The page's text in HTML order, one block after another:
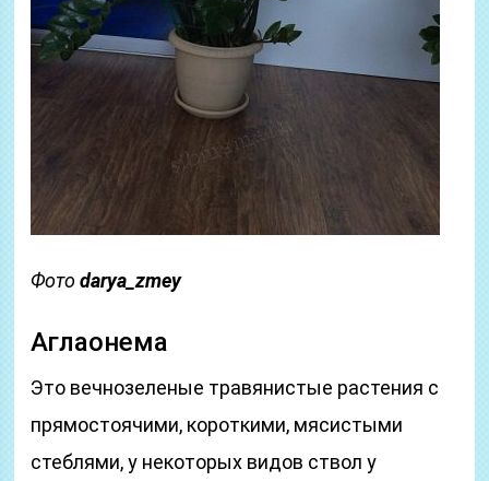
Фотоdarya_zmey
Аглаонема
Это вечнозеленые травянистые растения с
прямостоячими, короткими, мясистыми
стеблями, у некоторых видов ствол у